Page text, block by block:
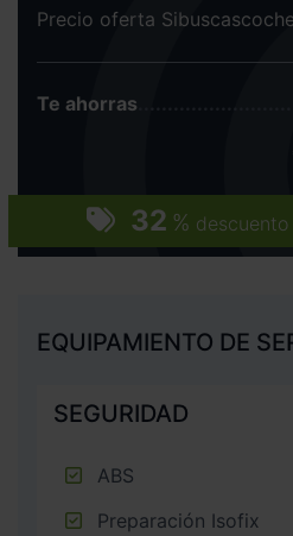
32 %
Precio oferta
Te ahorras
EQUIPAMIENTO DE
SEGURIDAD
ABS
Preparación Isofix